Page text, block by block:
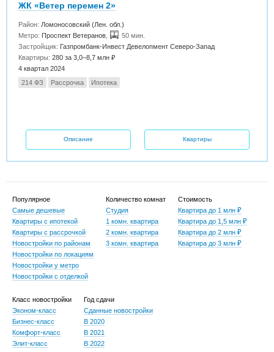
ЖК «Ветер перемен 2»
Район: Ломоносовский (Лен. обл.)
Метро: Проспект Ветеранов
50 мин.
Застройщик: Газпромбанк-Инвест Девелопмент Северо-Запад
Квартиры:280 за 3,0–8,7 млн ₽
4 квартал 2024
214 ФЗ
Рассрочка Ипотека
Описание Квартиры
Популярное
Самые дешевые
Квартиры с ипотекой
Квартиры с рассрочкой
Новостройки по районам
Новостройки по локациям
Новостройки у метро
Новостройки с отделкой
Количество комнат
Студия
1 комн. квартира
2 комн. квартира
3 комн. квартира
Стоимость
Квартира до 1 млн ₽
Квартира до 1,5 млн ₽
Квартира до 2 млн ₽
Квартира до 3 млн ₽
Класс новостройки
Эконом-класс
Бизнес-класс
Комфорт-класс
Элит-класс
Год сдачи
Сданные новостройки
В 2020
В 2021
В 2022